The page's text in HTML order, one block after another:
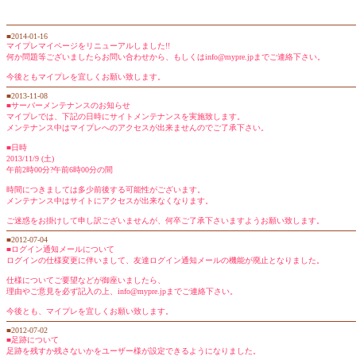
■2014-01-16
マイプレマイページをリニューアルしました!!
何か問題等ございましたらお問い合わせから、もしくはinfo@mypre.jpまでご連絡下さい。
今後ともマイプレを宜しくお願い致します。
■2013-11-08
■サーバーメンテナンスのお知らせ
マイプレでは、下記の日時にサイトメンテナンスを実施致します。
メンテナンス中はマイプレへのアクセスが出来ませんのでご了承下さい。
■日時
2013/11/9 (土)
午前2時00分?午前6時00分の間
時間につきましては多少前後する可能性がございます。
メンテナンス中はサイトにアクセスが出来なくなります。
ご迷惑をお掛けして申し訳ございませんが、何卒ご了承下さいますようお願い致します。
■2012-07-04
■ログイン通知メールについて
ログインの仕様変更に伴いまして、友達ログイン通知メールの機能が廃止となりました。
仕様についてご要望などが御座いましたら、
理由やご意見を必ず記入の上、info@mypre.jpまでご連絡下さい。
今後とも、マイプレを宜しくお願い致します。
■2012-07-02
■足跡について
足跡を残すか残さないかをユーザー様が設定できるようになりました。